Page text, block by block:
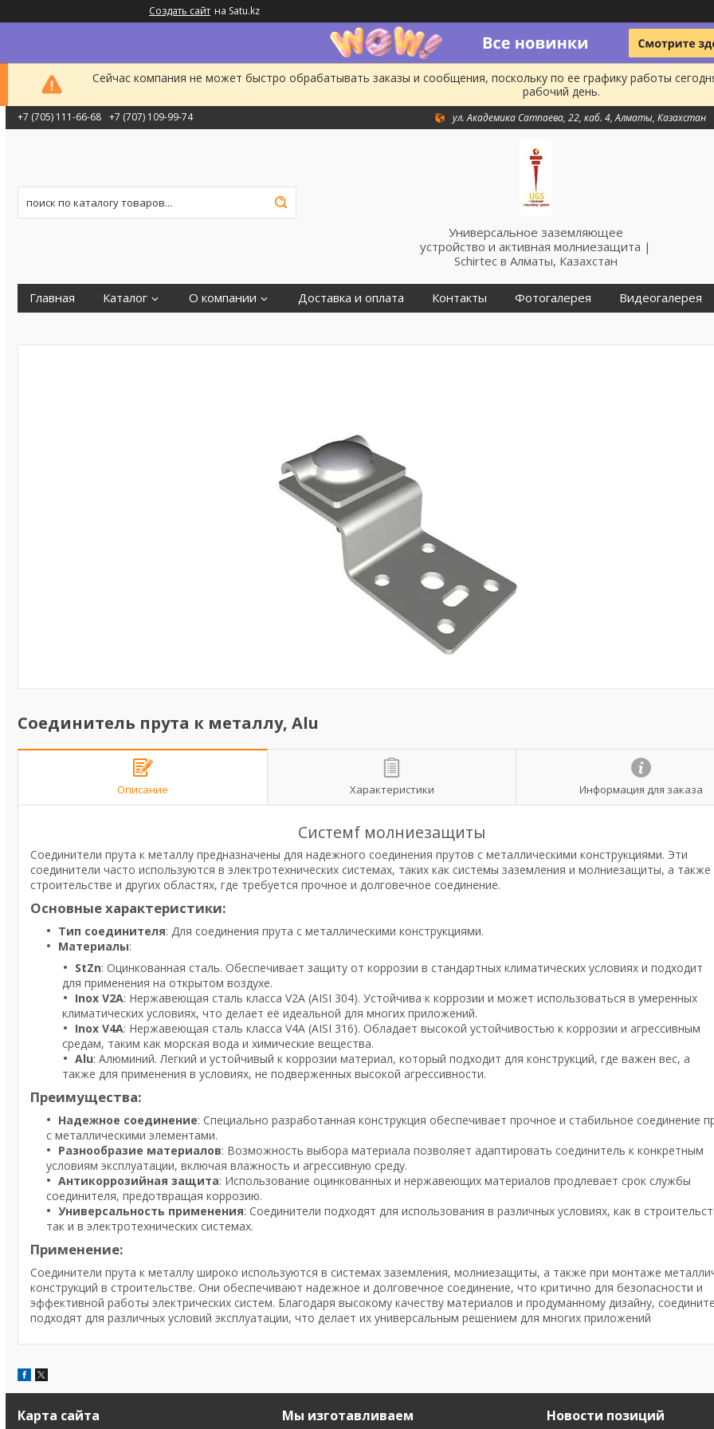
Создать сайт на Satu.kz
Сейчас компания не может быстро обрабатывать заказы и сообщения, поскольку по ее графику работы
рабочий день.
+7 (705) 111-66-68 +7 (707) 109-99-74 ул. Академика Сатпаева, 22, каб. 4, Алматы, Казахстан
Универсальное заземляющее
устройство и активная молниезащита |
Schirtec в Алматы, Казахстан
Главная Каталог О компании Доставка и оплата Контакты Фотогалерея Видеогалерея
Соединитель прута к металлу, Alu
Описание Характеристики Информация для заказа
Системf молниезащиты
Соединители прута к металлу предназначены для надежного соединения прутов с металлическими конструкциями. Эти
соединители часто используются в электротехнических системах, таких как системы заземления и молниезащиты, а также
строительстве и других областях, где требуется прочное и долговечное соединение.
Основные характеристики:
Тип соединителя: Для соединения прута с металлическими конструкциями.
Материалы:
StZn: Оцинкованная сталь. Обеспечивает защиту от коррозии в стандартных климатических условиях и подходит
для применения на открытом воздухе.
Inox V2A: Нержавеющая сталь класса V2A (AISI 304). Устойчива к коррозии и может использоваться в умеренных
климатических условиях, что делает её идеальной для многих приложений.
Inox V4A: Нержавеющая сталь класса V4A (AISI 316). Обладает высокой устойчивостью к коррозии и агрессивным
средам, таким как морская вода и химические вещества.
Alu: Алюминий. Легкий и устойчивый к коррозии материал, который подходит для конструкций, где важен вес, а
также для применения в условиях, не подверженных высокой агрессивности.
Преимущества:
Надежное соединение: Специально разработанная конструкция обеспечивает прочное и стабильное соединение
с металлическими элементами.
Разнообразие материалов: Возможность выбора материала позволяет адаптировать соединитель к конкретным
условиям эксплуатации, включая влажность и агрессивную среду.
Антикоррозийная защита: Использование оцинкованных и нержавеющих материалов продлевает срок службы
соединителя, предотвращая коррозию.
Универсальность применения: Соединители подходят для использования в различных условиях, как в
так и в электротехнических системах.
Применение:
Соединители прута к металлу широко используются в системах заземления, молниезащиты, а также при монтаже
конструкций в строительстве. Они обеспечивают надежное и долговечное соединение, что критично для безопасности и
эффективной работы электрических систем. Благодаря высокому качеству материалов и продуманному дизайну,
подходят для различных условий эксплуатации, что делает их универсальным решением для многих приложений
Карта сайта Мы изготавливаем Новости позиций